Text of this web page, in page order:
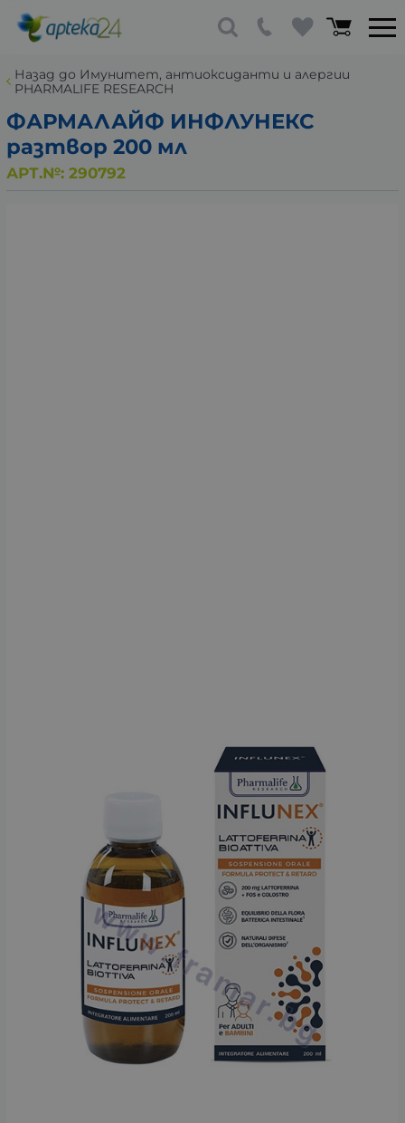
Назад до Имунитет, антиоксиданти и алергии
PHARMALIFE RESEARCH
ФАРМАЛАЙФ ИНФЛУНЕКС
разтвор 200 мл
АРТ.№: 290792